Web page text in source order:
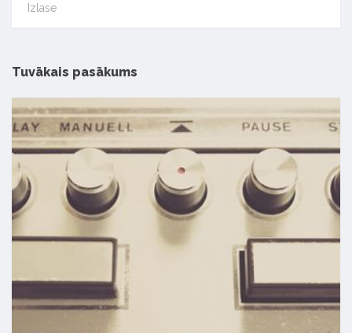
Izlase
Tuvākais pasākums